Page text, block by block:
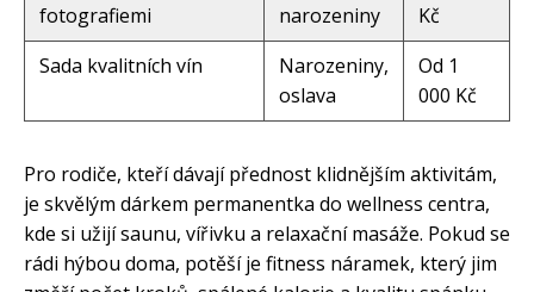
fotografiemi
narozeniny
Kč
Sada kvalitních vín
Narozeniny,
oslava
Od 1
000 Kč
Pro rodiče, kteří dávají přednost klidnějším aktivitám,
je skvělým dárkem permanentka do wellness centra,
kde si užijí saunu, vířivku a relaxační masáže. Pokud se
rádi hýbou doma, potěší je fitness náramek, který jim